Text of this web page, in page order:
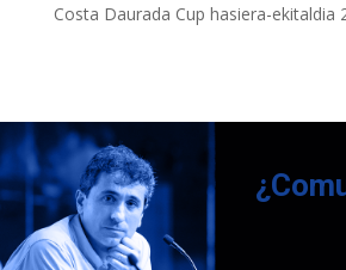
Costa Daurada Cup hasiera-ekitaldia